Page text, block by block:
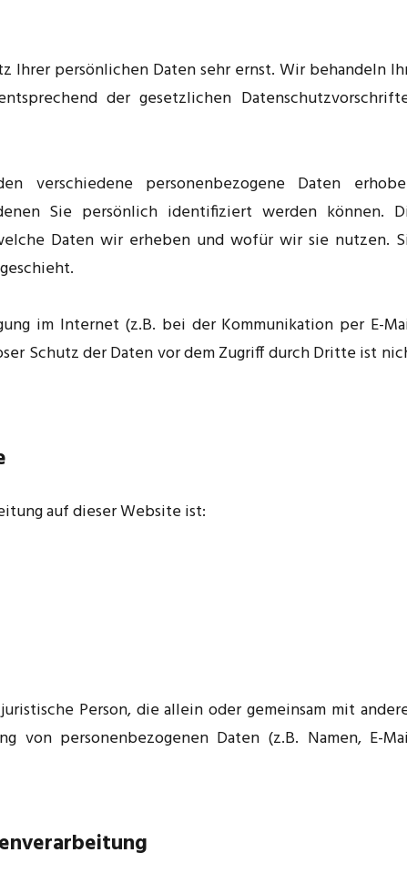
Ihrer persönlichen Daten sehr ernst. Wir behandeln
der gesetzlichen
verschiedene personenbezogene Daten
Sie persönlich identifiziert werden können.
Daten wir erheben und wofür wir sie nutzen.
im Internet (z.B. bei der Kommunikation per E-
Schutz der Daten vor dem Zugriff durch Dritte ist
auf dieser Website ist:
Person, die allein oder gemeinsam mit
personenbezogenen Daten (z.B. Namen, E-